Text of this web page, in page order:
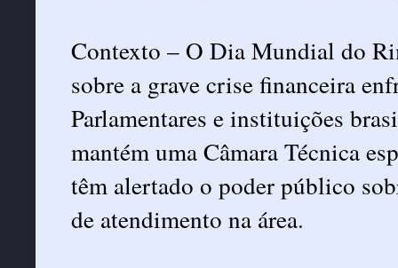
Contexto – O Dia Mundial do
sobre a grave crise financeira
Parlamentares e instituições
mantém uma Câmara Técnica
têm alertado o poder público
de atendimento na área.